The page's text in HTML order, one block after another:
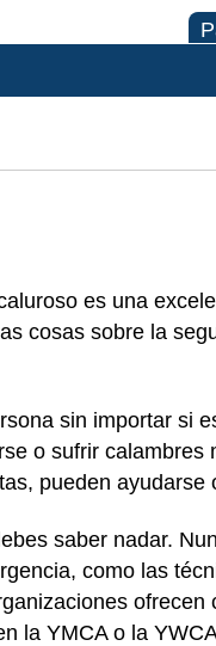
es una
cosas sobre la
sin importar si
o sufrir
pueden
saber nadar.
como las
la YMCA o la